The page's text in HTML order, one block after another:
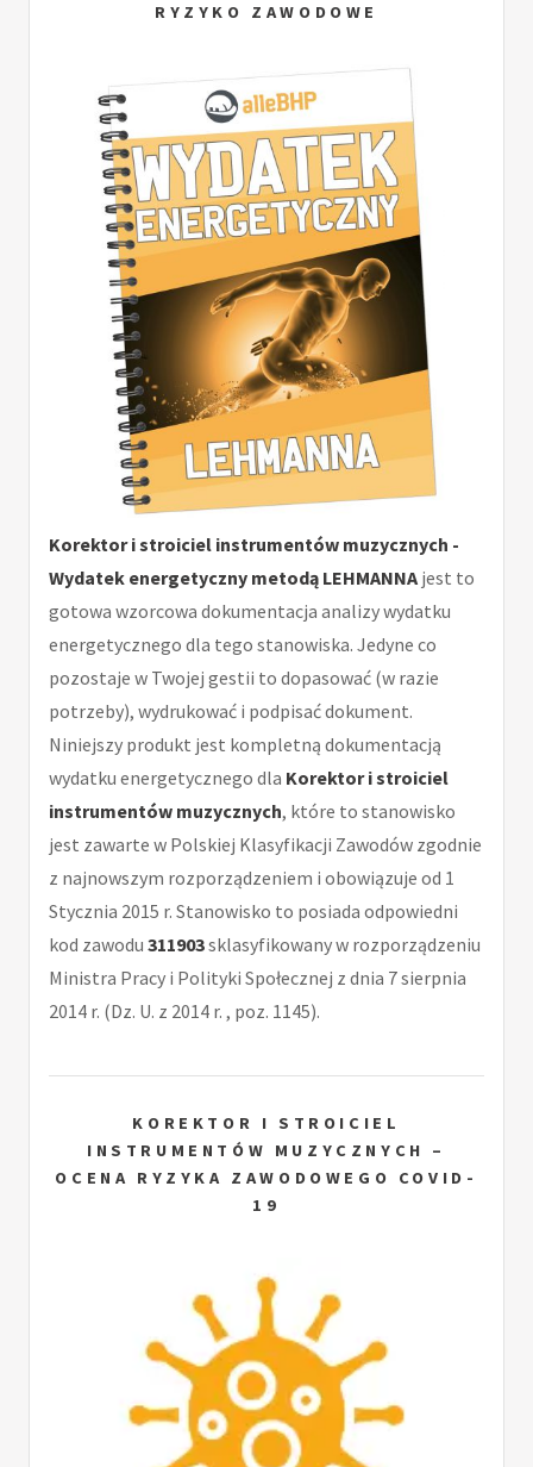
RYZYKO ZAWODOWE
Korektor i stroiciel instrumentów muzycznych -
Wydatek energetyczny metodą LEHMANNA jest to
gotowa wzorcowa dokumentacja analizy wydatku
energetycznego dla tego stanowiska. Jedyne co
pozostaje w Twojej gestii to dopasować (w razie
potrzeby), wydrukować i podpisać dokument.
Niniejszy produkt jest kompletną dokumentacją
wydatku energetycznego dla Korektor i stroiciel
instrumentów muzycznych, które to stanowisko
jest zawarte w Polskiej Klasyfikacji Zawodów zgodnie
z najnowszym rozporządzeniem i obowiązuje od 1
Stycznia 2015 r. Stanowisko to posiada odpowiedni
kod zawodu 311903sklasyfikowany w rozporządzeniu
Ministra Pracy i Polityki Społecznej z dnia 7 sierpnia
2014 r. (Dz. U. z 2014 r. , poz. 1145).
KOREKTOR I STROICIEL
INSTRUMENTÓW MUZYCZNYCH –
OCENA RYZYKA ZAWODOWEGO COVID-
19